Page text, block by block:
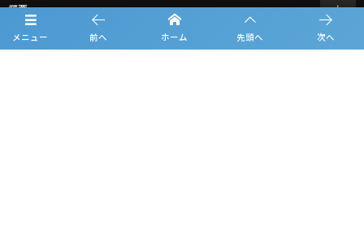
メニュー 前へ ホーム 先頭へ 次へ
概要
日程